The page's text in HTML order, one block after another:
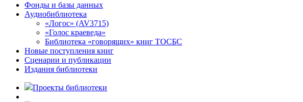
Фонды и базы данных
Аудиобиблиотека
«Логос» (AV3715)
«Голос краеведа»
Библиотека «говорящих» книг ТОСБС
Новые поступления книг
Сценарии и публикации
Издания библиотеки
Проекты библиотеки